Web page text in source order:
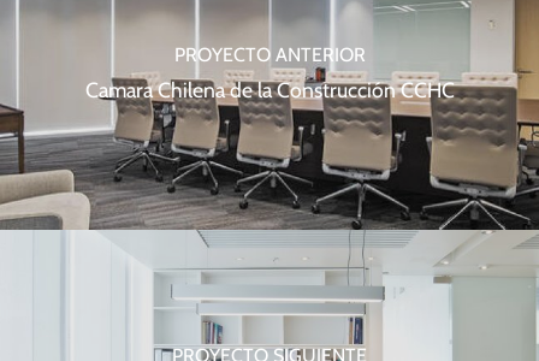
PROYECTO ANTERIOR
Camara Chilena de la Construcción CCHC
PROYECTO SIGUIENTE